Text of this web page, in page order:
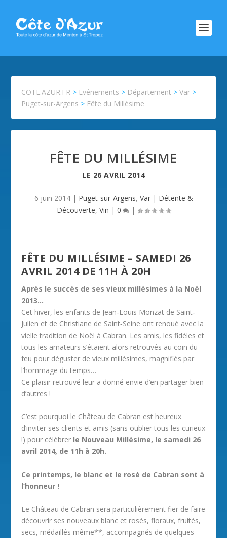
COTE.AZUR.FR > Evénements > Département >Var >
Puget-sur-Argens > Fête du Millésime
FÊTE DU MILLÉSIME
LE 26 AVRIL 2014
6 juin 2014| Puget-sur-Argens, Var| Détente &
Découverte, Vin | 0 |
FÊTE DU MILLÉSIME – SAMEDI 26
AVRIL 2014 DE 11H À 20H
Après le succès de ses vieux millésimes à la Noël
2013…
Cet hiver, les enfants de Jean‐Louis Monzat de Saint‐
Julien et de Christiane de Saint‐Seine ont renoué avec la
vielle tradition de Noël à Cabran. Les amis, les fidèles et
tous les amateurs s’étaient alors retrouvés au coin du
feu pour déguster de vieux millésimes, magnifiés par
l’hommage du temps…
Ce plaisir retrouvé leur a donné envie d’en partager bien
d’autres !
C’est pourquoi le Château de Cabran est heureux
d’inviter ses clients et amis (sans oublier tous les curieux
!) pour célébrer le Nouveau Millésime, le samedi 26
avril 2014, de 11h à 20h.
Ce printemps, le blanc et le rosé de Cabran sont à
l’honneur !
Le Château de Cabran sera particulièrement fier de faire
découvrir ses nouveaux blanc et rosés, floraux, fruités,
secs, médaillés même**, accompagnés de quelques